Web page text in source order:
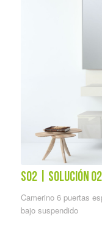
S02 | solución 02
Camerino 6 puertas
bajo suspendido